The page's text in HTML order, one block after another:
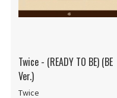
Twice - (READY TO BE) (BE
Ver.)
Twice